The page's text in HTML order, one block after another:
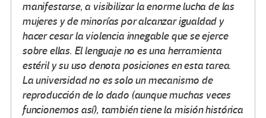
manifestarse, a visibilizar la enorme lucha de las
mujeres y de minorías por alcanzar igualdad y
hacer cesar la violencia innegable que se ejerce
sobre ellas. El lenguaje no es una herramienta
estéril y su uso denota posiciones en esta tarea.
La universidad no es solo un mecanismo de
reproducción de lo dado (aunque muchas veces
funcionemos así), también tiene la misión histórica